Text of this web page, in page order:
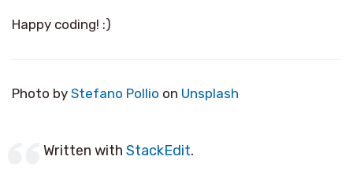
Happy coding! :)
Photo by Stefano Pollio on Unsplash
Written with StackEdit.